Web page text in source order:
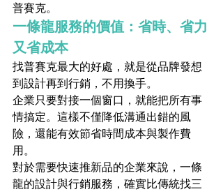
普賽克。
一條龍服務的價值：省時、省力
又省成本
找普賽克最大的好處，就是從品牌發想
到設計再到行銷，不用換手。
企業只要對接一個窗口，就能把所有事
情搞定。這樣不僅降低溝通出錯的風
險，還能有效節省時間成本與製作費
用。
對於需要快速推新品的企業來說，一條
龍的設計與行銷服務，確實比傳統找三